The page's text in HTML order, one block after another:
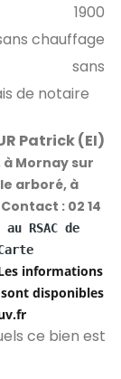
1900
chauffage
sans
de notaire
Patrick (EI)
à Mornay sur
arboré, à
: 02 14
RSAC de
informations
disponibles
ce bien est